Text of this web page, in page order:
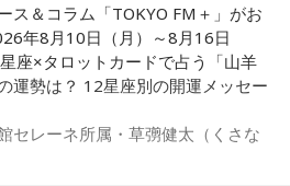
ということがほしかったんでしょ
のままで立憲と合流する方法だっ
にいま中道が引きずられる状態だ
。やはり強い野党がいないと有権
」
た人、助かった人、衆議院議員の
いで、旧公明党の人たちと話をし
うんですね。2月のときに急遽、で
ス＆コラム「TOKYO FM＋」がお
年8月10日（月）～8月16日
座×タロットカードで占う「山羊
運勢は？ 12星座別の開運メッセー
セレーネ所属・草彅健太（くさな